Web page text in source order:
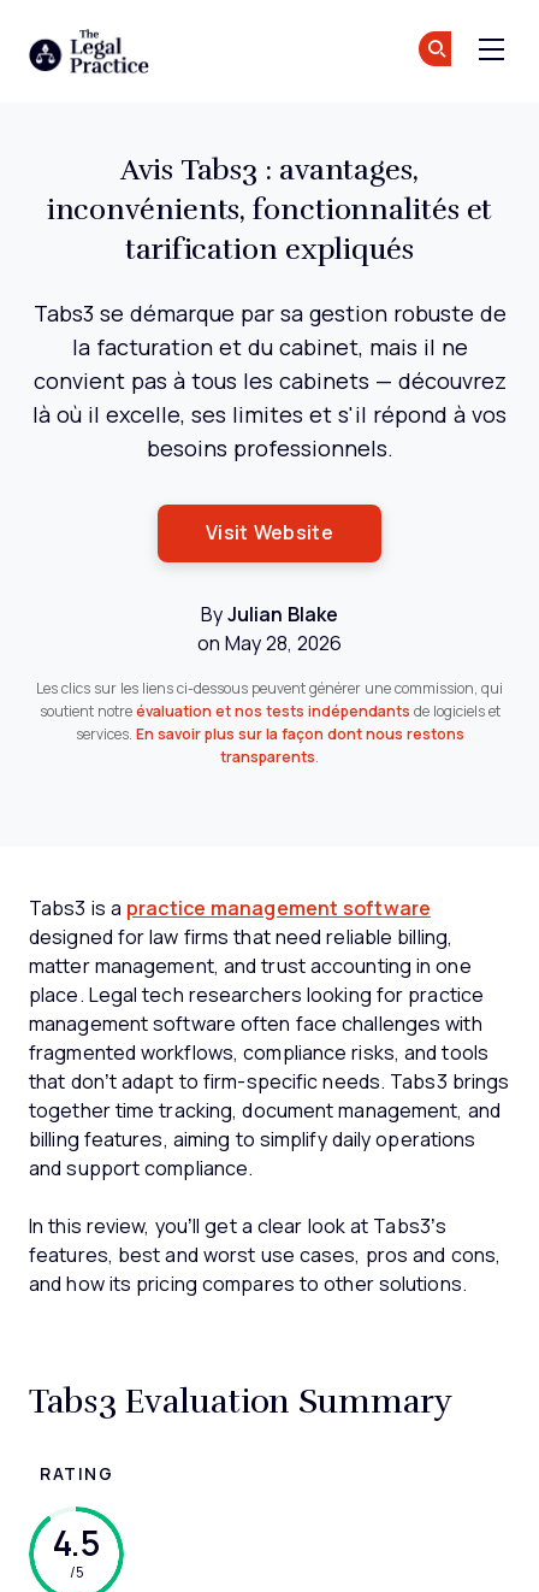
Avis Tabs3 : avantages,
inconvénients, fonctionnalités et
tarification expliqués
Tabs3 se démarque par sa gestion robuste de
la facturation et du cabinet, mais il ne
convient pas à tous les cabinets — découvrez
là où il excelle, ses limites et s'il répond à vos
besoins professionnels.
Visit Website
By Julian Blake
on May 28, 2026
Les clics sur les liens ci-dessous peuvent générer une commission, qui
soutient notre évaluation et nos tests indépendants de logiciels et
services. En savoir plus sur la façon dont nous restons
transparents.
Tabs3 is a practice management software
designed for law firms that need reliable billing,
matter management, and trust accounting in one
place. Legal tech researchers looking for practice
management software often face challenges with
fragmented workflows, compliance risks, and tools
that don’t adapt to firm-specific needs. Tabs3 brings
together time tracking, document management, and
billing features, aiming to simplify daily operations
and support compliance.
In this review, you’ll get a clear look at Tabs3’s
features, best and worst use cases, pros and cons,
and how its pricing compares to other solutions.
Tabs3 Evaluation Summary
RATING
4.5
/5